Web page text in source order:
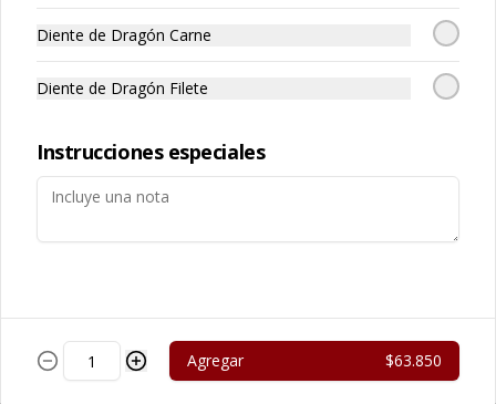
Cerdo Curry
$13.450
Cerdo Mongoliano
Diente de Dragón Carne
Diente de Dragón Filete
Instrucciones especiales
Agregar $63.850